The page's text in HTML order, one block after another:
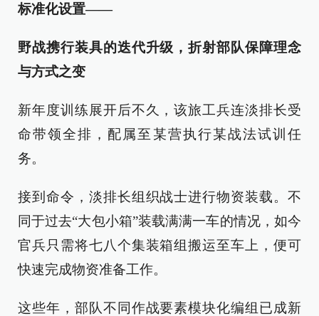
标准化设置——
野战携行装具的迭代升级，折射部队保障理念
与方式之变
新年度训练展开后不久，该旅工兵连淡排长受
命带领全排，配属至某营执行某战法试训任
务。
接到命令，淡排长组织战士进行物资装载。不
同于过去“大包小箱”装载满满一车的情况，如今
官兵只需将七八个集装箱组搬运至车上，便可
快速完成物资准备工作。
这些年，部队不同作战要素模块化编组已成新